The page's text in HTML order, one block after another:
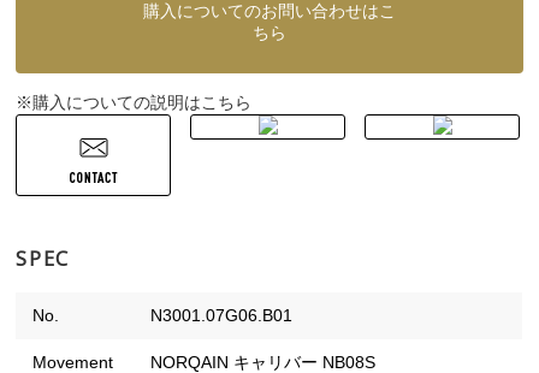
購入についてのお問い合わせはこ
ちら
※購入についての説明はこちら
SPEC
No. N3001.07G06.B01
Movement NORQAIN キャリバー NB08S